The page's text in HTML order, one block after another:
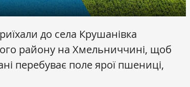
до села Крушанівка
району на Хмельниччині, щоб
перебуває поле ярої пшениці,